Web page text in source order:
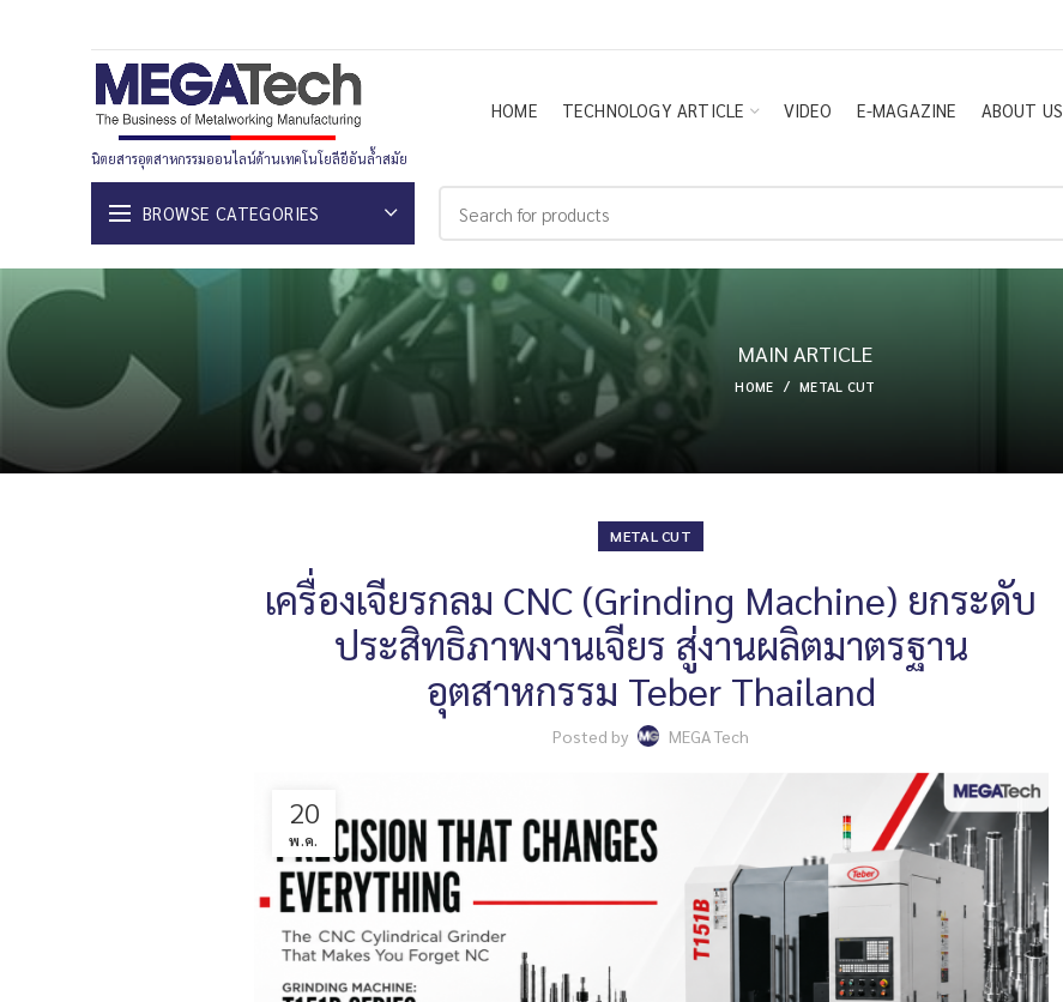
นิตยสารอุตสาหกรรมออนไลน์ด้านเทคโนโยลียีอันล้ำสมัย
HOME TECHNOLOGY ARTICLE VIDEO E-MAGAZINE ABOUT US
BROWSE CATEGORIES
MAIN ARTICLE
HOME METAL CUT
METAL CUT
เครื่องเจียรกลม CNC (Grinding Machine) ยกระดับ
ประสิทธิภาพงานเจียร สู่งานผลิตมาตรฐาน
อุตสาหกรรม Teber Thailand
Posted by MEGA Tech
20
พ.ค.